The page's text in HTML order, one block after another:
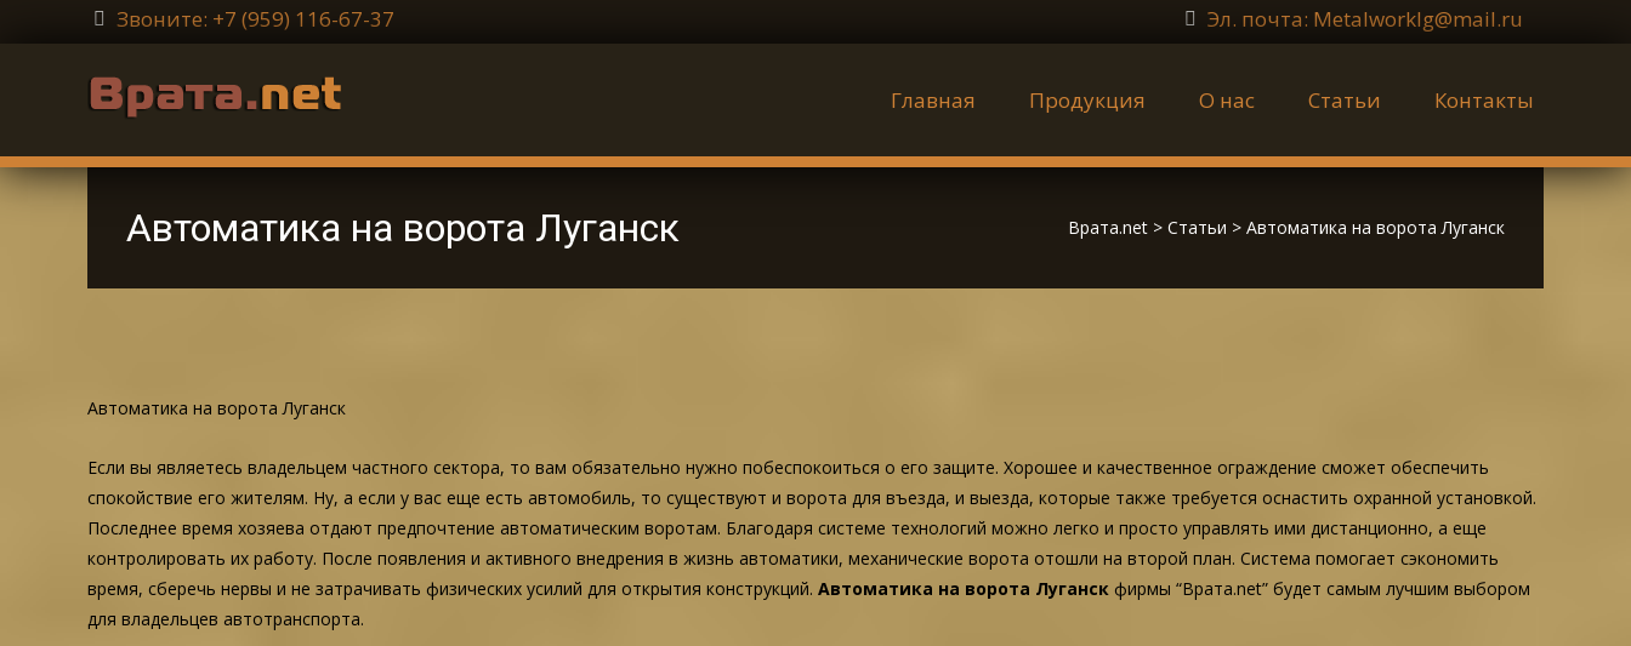
Звоните: +7 (959) 116-67-37 Эл. почта: Metalworklg@mail.ru
Главная Продукция О нас Статьи Контакты
Автоматика на ворота Луганск Врата.net > Статьи > Автоматика на ворота Луганск
Автоматика на ворота Луганск
Если вы являетесь владельцем частного сектора, то вам обязательно нужно побеспокоиться о его защите. Хорошее и качественное ограждение сможет обеспечить
спокойствие его жителям. Ну, а если у вас еще есть автомобиль, то существуют и ворота для въезда, и выезда, которые также требуется оснастить охранной установкой.
Последнее время хозяева отдают предпочтение автоматическим воротам. Благодаря системе технологий можно легко и просто управлять ими дистанционно, а еще
контролировать их работу. После появления и активного внедрения в жизнь автоматики, механические ворота отошли на второй план. Система помогает сэкономить
время, сберечь нервы и не затрачивать физических усилий для открытия конструкций. Автоматика на ворота Луганск фирмы “Врата.net” будет самым лучшим выбором
для владельцев автотранспорта.